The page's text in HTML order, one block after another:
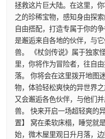
拯救这片巨大陆。在这里，
之的珍稀宝物，感知身由探
自由搭配，打造专属于你的
是邂逅来自各地的伙伴，与
兽。 《杖剑传说》属于独家
里，你将作为冒险者，往自
落。 你将会在这里拨开地图
物，体验轻松爽快的异世界
又会邂逅各色伙伴，与他们
兽。 快来开启一场超轻爽的
置】 窝在柔软床榻，睡觉就
始，微木屋里观日升月落，